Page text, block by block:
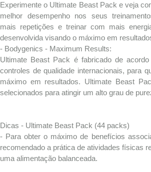
Experimente o Ultimate Beast Pack e veja
melhor desempenho nos seus
mais repetições e treinar com mais
desenvolvida visando o máximo em
- Bodygenics - Maximum Results:
Ultimate Beast Pack é fabricado de
controles de qualidade internacionais, para
máximo em resultados. Ultimate Beast
selecionados para atingir um alto grau de
Dicas - Ultimate Beast Pack (44 packs)
- Para obter o máximo de benefícios
recomendado a prática de atividades físicas
uma alimentação balanceada.